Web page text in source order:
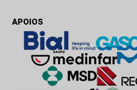
APOIOS